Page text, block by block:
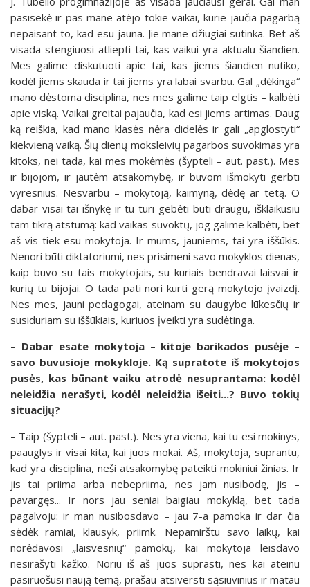
pasisekė ir pas mane atėjo tokie vaikai, kurie jaučia pagarbą
nepaisant to, kad esu jauna. Jie mane džiugiai sutinka. Bet aš
visada stengiuosi atliepti tai, kas vaikui yra aktualu šiandien.
Mes galime diskutuoti apie tai, kas jiems šiandien nutiko,
kodėl jiems skauda ir tai jiems yra labai svarbu. Gal „dėkinga“
mano dėstoma disciplina, nes mes galime taip elgtis – kalbėti
apie viską. Vaikai greitai pajaučia, kad esi jiems artimas. Daug
ką reiškia, kad mano klasės nėra didelės ir gali „apglostyti“
kiekvieną vaiką. Šių dienų moksleivių pagarbos suvokimas yra
kitoks, nei tada, kai mes mokėmės (šypteli – aut. past.). Mes
ir bijojom, ir jautėm atsakomybę, ir buvom išmokyti gerbti
vyresnius. Nesvarbu – mokytoją, kaimyną, dėdę ar tetą. O
dabar visai tai išnykę ir tu turi gebėti būti draugu, išklaikusiu
tam tikrą atstumą: kad vaikas suvoktų, jog galime kalbėti, bet
aš vis tiek esu mokytoja. Ir mums, jauniems, tai yra iššūkis.
Nenori būti diktatoriumi, nes prisimeni savo mokyklos dienas,
kaip buvo su tais mokytojais, su kuriais bendravai laisvai ir
kurių tu bijojai. O tada pati nori kurti gerą mokytojo įvaizdį.
Nes mes, jauni pedagogai, ateinam su daugybe lūkesčių ir
susiduriam su iššūkiais, kuriuos įveikti yra sudėtinga.
– Dabar esate mokytoja – kitoje barikados pusėje –
savo buvusioje mokykloje. Ką supratote iš mokytojos
pusės, kas būnant vaiku atrodė nesuprantama: kodėl
neleidžia nerašyti, kodėl neleidžia išeiti...? Buvo tokių
situacijų?
– Taip (šypteli – aut. past.). Nes yra viena, kai tu esi mokinys,
paauglys ir visai kita, kai juos mokai. Aš, mokytoja, suprantu,
kad yra disciplina, neši atsakomybę pateikti mokiniui žinias. Ir
jis tai priima arba nebepriima, nes jam nusibodę, jis –
pavargęs... Ir nors jau seniai baigiau mokyklą, bet tada
pagalvoju: ir man nusibosdavo – jau 7-a pamoka ir dar čia
sėdėk ramiai, klausyk, priimk. Nepamirštu savo laikų, kai
norėdavosi „laisvesnių“ pamokų, kai mokytoja leisdavo
nesirašyti kažko. Noriu iš aš juos suprasti, nes kai ateinu
pasiruošusi naują temą, prašau atsiversti sąsiuvinius ir matau